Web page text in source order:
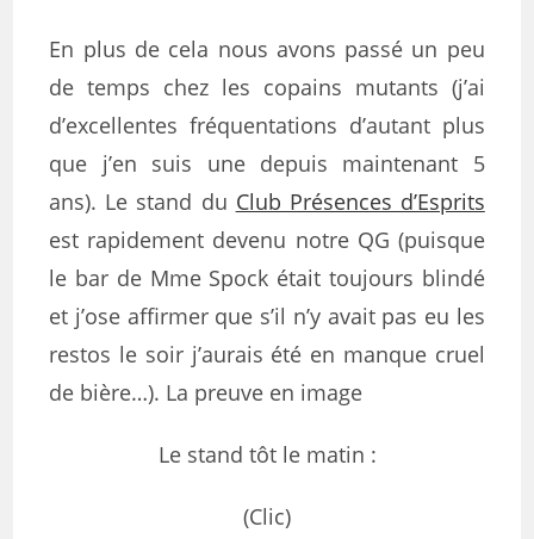
En plus de cela nous avons passé un peu
de temps chez les copains mutants (j’ai
d’excellentes fréquentations d’autant plus
que j’en suis une depuis maintenant 5
ans). Le stand du Club Présences d’Esprits
est rapidement devenu notre QG (puisque
le bar de Mme Spock était toujours blindé
et j’ose affirmer que s’il n’y avait pas eu les
restos le soir j’aurais été en manque cruel
de bière…). La preuve en image
Le stand tôt le matin :
(Clic)